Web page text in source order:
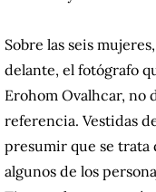
Sobre las seis
delante, el fotógrafo
Erohom Ovalhcar, no
referencia. Vestidas
presumir que se trata
algunos de los